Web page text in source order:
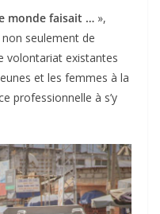
monde faisait … »,
non seulement de
volontariat existantes
et les femmes à la
professionnelle à s’y